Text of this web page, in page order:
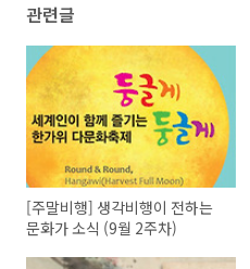
관련글
[주말비행] 생각비행이 전하는
문화가 소식 (9월 2주차)